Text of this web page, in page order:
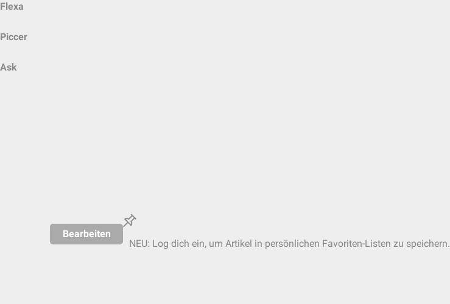
Flexa
Piccer
Ask
Bearbeiten
NEU: Log dich ein, um Artikel in persönlichen Favoriten-Listen zu speichern.